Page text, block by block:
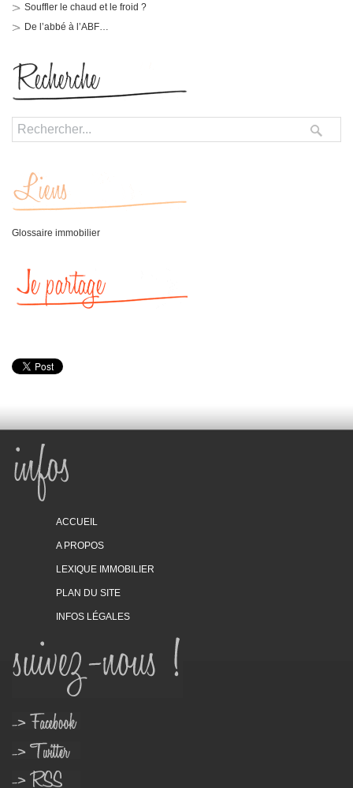
Souffler le chaud et le froid ?
De l’abbé à l’ABF…
Glossaire immobilier
ACCUEIL
A PROPOS
LEXIQUE IMMOBILIER
PLAN DU SITE
INFOS LÉGALES